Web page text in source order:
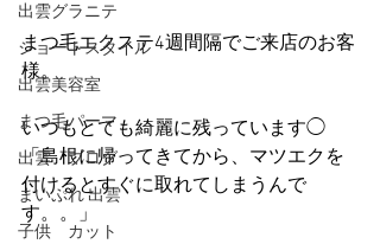
出雲グラニテ
ショートスタイル
出雲美容室
まつ毛パーマ
出雲 ブログ
まいぷれ 出雲
子供 カット
まつ毛エクステ4週間隔でご来店のお客
様。
いつもとても綺麗に残っています◯
「島根に帰ってきてから、マツエクを
付けるとすぐに取れてしまうんで
す。。」